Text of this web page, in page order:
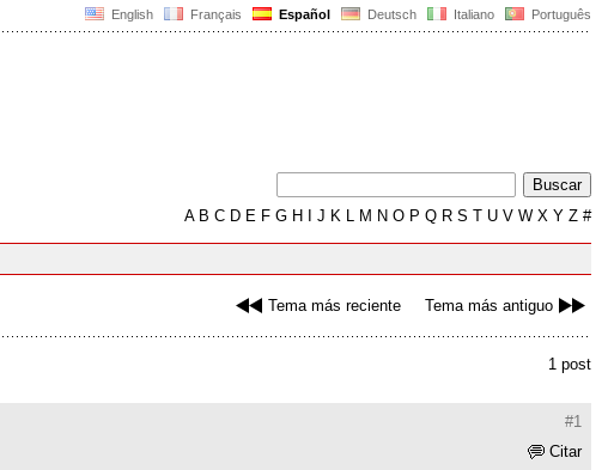
English Français Español Deutsch Italiano Português
AB C D E F G H J K L M N O P Q R S T U V W X Y Z #
Tema más reciente Tema más antiguo
1 post
#1
Citar